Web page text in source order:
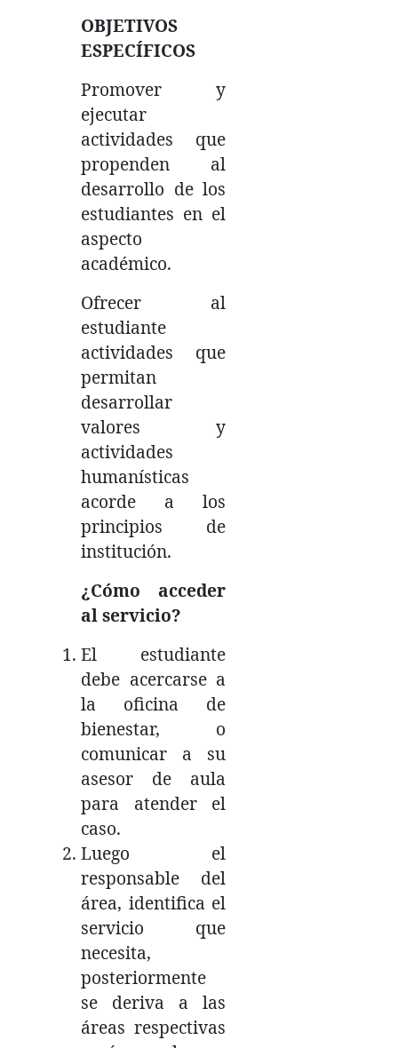
OBJETIVOS
ESPECÍFICOS
Promover y
ejecutar
actividades que
propenden al
desarrollo de los
estudiantes en el
aspecto
académico.
Ofrecer al
estudiante
actividades que
permitan
desarrollar
valores y
actividades
humanísticas
acorde a los
principios de
institución.
¿Cómo acceder
al servicio?
El estudiante
debe acercarse a
la oficina de
bienestar, o
comunicar a su
asesor de aula
para atender el
caso.
Luego el
responsable del
área, identifica el
servicio que
necesita,
posteriormente
se deriva a las
áreas respectivas